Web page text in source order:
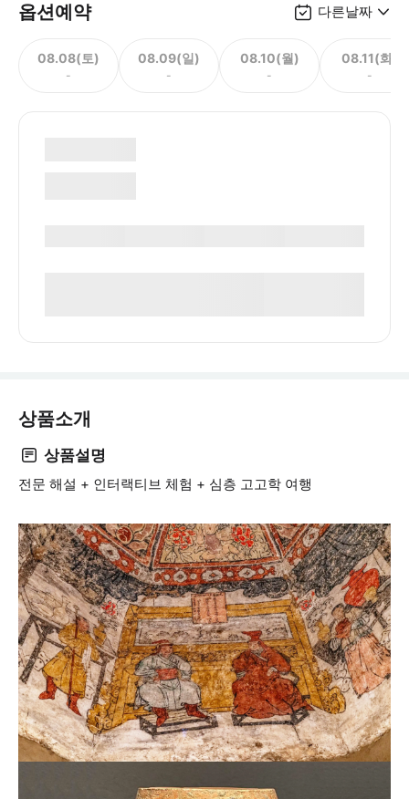
옵션예약 다른날짜
08.08(토)
-
08.09(일)
-
08.10(월)
-
08.11(화)
-
상품소개
상품설명
전문 해설 + 인터랙티브 체험 + 심층 고고학 여행